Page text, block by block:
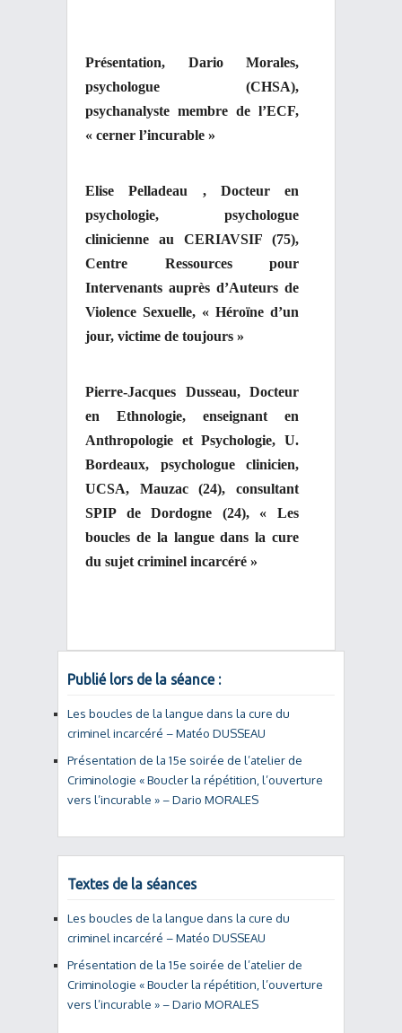
Présentation, Dario Morales,
psychologue (CHSA),
psychanalyste membre de l’ECF,
« cerner l’incurable »
Elise Pelladeau , Docteur en
psychologie, psychologue
clinicienne au CERIAVSIF (75),
Centre Ressources pour
Intervenants auprès d’Auteurs de
Violence Sexuelle, « Héroïne d’un
jour, victime de toujours »
Pierre-Jacques Dusseau, Docteur
en Ethnologie, enseignant en
Anthropologie et Psychologie, U.
Bordeaux, psychologue clinicien,
UCSA, Mauzac (24), consultant
SPIP de Dordogne (24), « Les
boucles de la langue dans la cure
du sujet criminel incarcéré »
Publié lors de la séance :
Les boucles de la langue dans la cure du
criminel incarcéré – Matéo DUSSEAU
Présentation de la 15e soirée de l’atelier de
Criminologie « Boucler la répétition, l’ouverture
vers l’incurable » – Dario MORALES
Textes de la séances
Les boucles de la langue dans la cure du
criminel incarcéré – Matéo DUSSEAU
Présentation de la 15e soirée de l’atelier de
Criminologie « Boucler la répétition, l’ouverture
vers l’incurable » – Dario MORALES